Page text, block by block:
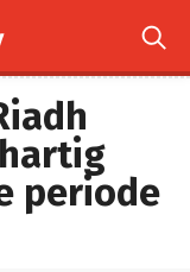

periode